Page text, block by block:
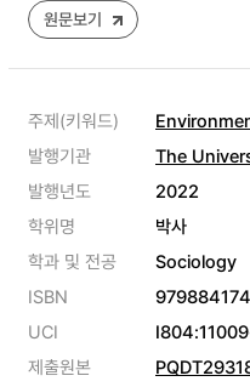
원문보기
주제(키워드)
발행기관
The
발행년도
2022
학위명
박사
학과 및 전공
Sociology
ISBN
UCI
제출원본